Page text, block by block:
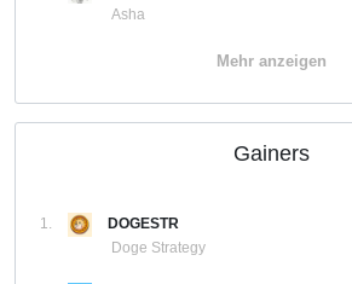
Asha
Mehr anzeigen
Gainers
1.
DOGESTR
Doge Strategy